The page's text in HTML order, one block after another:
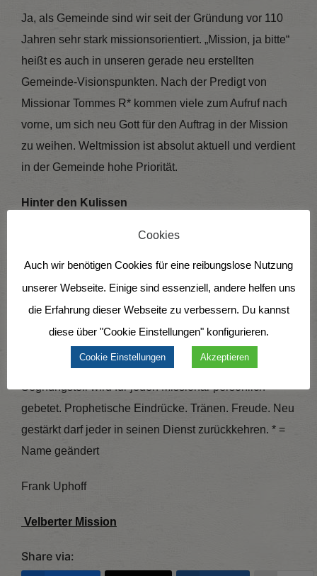
Ja, als Gemeinde sind wir seit der Gründung vor 110
Jahren sehr stark missionsorientiert. „Mission, ja bitte“
heißt es auch in unseren gerade neu erstellten
Gemeinde-Visionspunkten. Nach der Predigt von
Missionar Tommes R* kommen viele zum Aufruf nach
vorne, um sich neu Gott für den Auftrag in der Mission
zu weihen. Weltmission ist absolut aktuell und verdient
in der Gemeinde hohe Priorität.
Hinter den Kulissen
Bei dem anschließenden Missionars-Retreat bin ich
als Gastsprecher dabei und habe so Gelegenheit, die
wertvolle Zeit, mit den Missionaren zu reden und hinter
die Kulissen zu schauen. Im abschließenden
Segnungsteil wird für jeden Missionar persönlich
gebetet. Prophetische Eindrücke. Tränen. Freude. Neu
gestärkt darf jeder in seinen Dienst zurückkehren. * =
Name geändert
Frank Uphoff
Velberter Mission
Share via:
Cookies
Auch wir benötigen Cookies für eine reibungslose Nutzung
unserer Webseite. Einige sind essenziell, andere helfen uns
die Erfahrung dieser Webseite zu verbessern. Du kannst
diese über "Cookie Einstellungen" konfigurieren.
Cookie Einstellungen Akzeptieren